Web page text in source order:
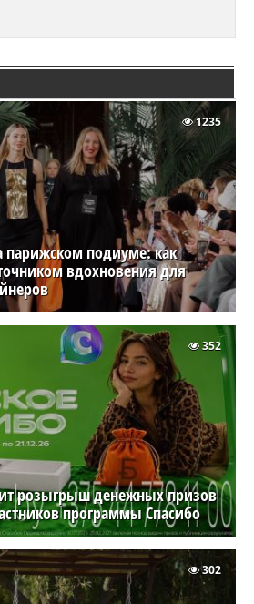
парижском подиуме: как
вдохновения для
1235
розыгрыш денежных призов
программы Спасибо
352
302